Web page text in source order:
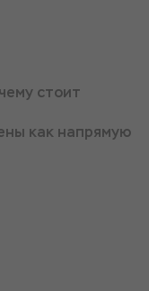
стоит
как напрямую